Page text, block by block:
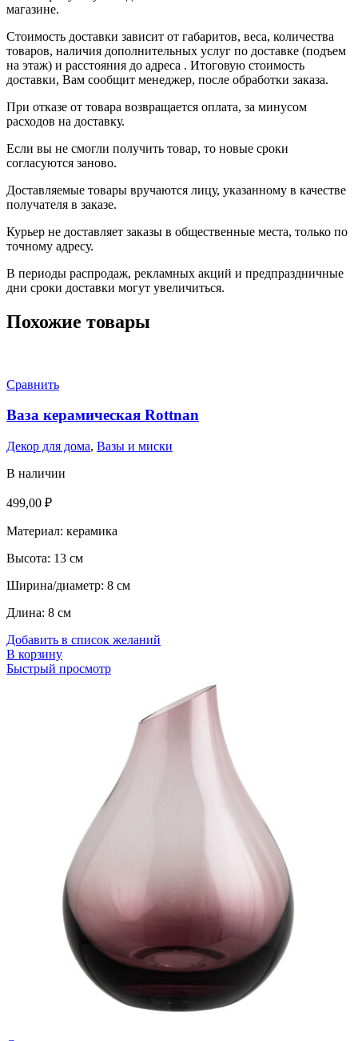
магазине.
Стоимость доставки зависит от габаритов, веса, количества
товаров, наличия дополнительных услуг по доставке (подъем
на этаж) и расстояния до адреса . Итоговую стоимость
доставки, Вам сообщит менеджер, после обработки заказа.
При отказе от товара возвращается оплата, за минусом
расходов на доставку.
Если вы не смогли получить товар, то новые сроки
согласуются заново.
Доставляемые товары вручаются лицу, указанному в качестве
получателя в заказе.
Курьер не доставляет заказы в общественные места, только по
точному адресу.
В периоды распродаж, рекламных акций и предпраздничные
дни сроки доставки могут увеличиться.
Похожие товары
Сравнить
Ваза керамическая Rottnan
Декор для дома, Вазы и миски
В наличии
499,00 ₽
Материал: керамика
Высота: 13 см
Ширина/диаметр: 8 см
Длина: 8 см
Добавить в список желаний
В корзину
Быстрый просмотр